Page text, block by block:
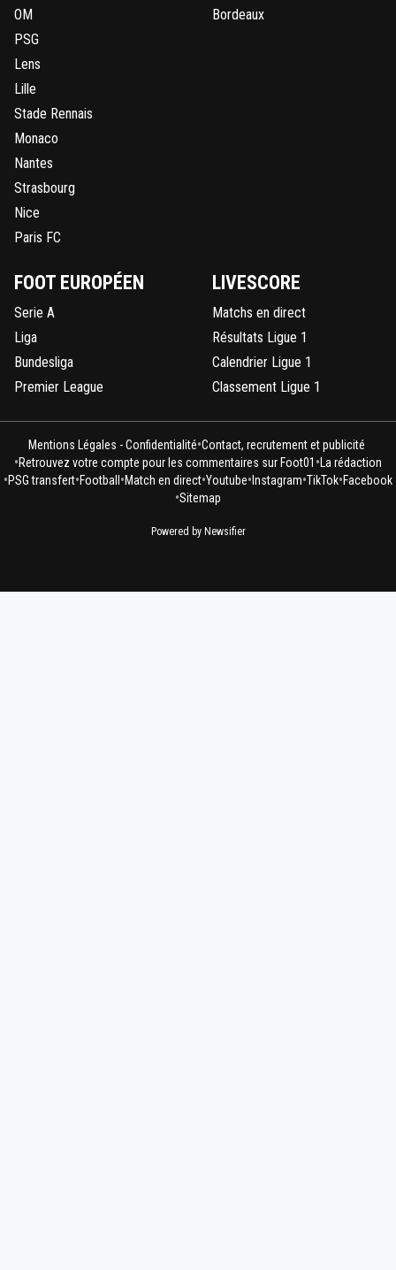
OM
PSG
Lens
Lille
Stade Rennais
Monaco
Nantes
Strasbourg
Nice
Paris FC
Bordeaux
FOOT EUROPÉEN
Serie A
Liga
Bundesliga
Premier League
LIVESCORE
Matchs en direct
Résultats Ligue 1
Calendrier Ligue 1
Classement Ligue 1
Mentions Légales - Confidentialité•Contact, recrutement et publicité
•Retrouvez votre compte pour les commentaires sur Foot01 • La rédaction
•PSG transfert•Football •Match en direct•Youtube• Instagram•TikTok•Facebook
•Sitemap
Powered by Newsifier